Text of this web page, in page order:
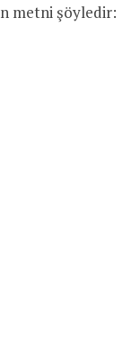
metni şöyledir: